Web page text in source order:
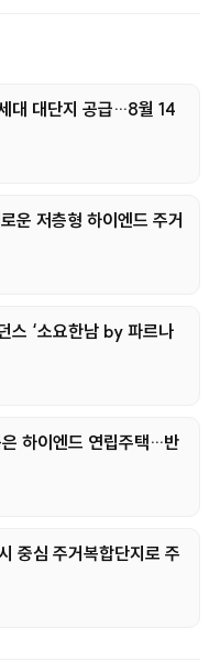
대 대단지 공급…8월 14
운 저층형 하이엔드 주거
스 ‘소요한남 by 파르나
하이엔드 연립주택…반
중심 주거복합단지로 주